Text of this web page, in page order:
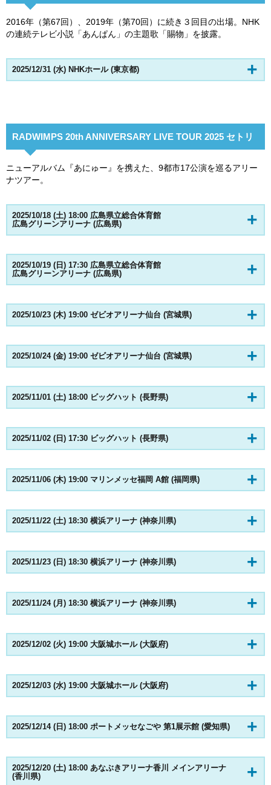
2016年（第67回）、2019年（第70回）に続き３回目の出場。NHK
の連続テレビ小説「あんぱん」の主題歌「賜物」を披露。
2025/12/31 (水) NHKホール (東京都)
RADWIMPS 20th ANNIVERSARY LIVE TOUR 2025 セトリ
ニューアルバム『あにゅー』を携えた、9都市17公演を巡るアリー
ナツアー。
2025/10/18 (土) 18:00 広島県立総合体育館
広島グリーンアリーナ (広島県)
2025/10/19 (日) 17:30 広島県立総合体育館
広島グリーンアリーナ (広島県)
2025/10/23 (木) 19:00 ゼビオアリーナ仙台 (宮城県)
2025/10/24 (金) 19:00 ゼビオアリーナ仙台 (宮城県)
2025/11/01 (土) 18:00 ビッグハット (長野県)
2025/11/02 (日) 17:30 ビッグハット (長野県)
2025/11/06 (木) 19:00 マリンメッセ福岡 A館 (福岡県)
2025/11/22 (土) 18:30 横浜アリーナ (神奈川県)
2025/11/23 (日) 18:30 横浜アリーナ (神奈川県)
2025/11/24 (月) 18:30 横浜アリーナ (神奈川県)
2025/12/02 (火) 19:00 大阪城ホール (大阪府)
2025/12/03 (水) 19:00 大阪城ホール (大阪府)
2025/12/14 (日) 18:00 ポートメッセなごや 第1展示館 (愛知県)
2025/12/20 (土) 18:00 あなぶきアリーナ香川 メインアリーナ
(香川県)